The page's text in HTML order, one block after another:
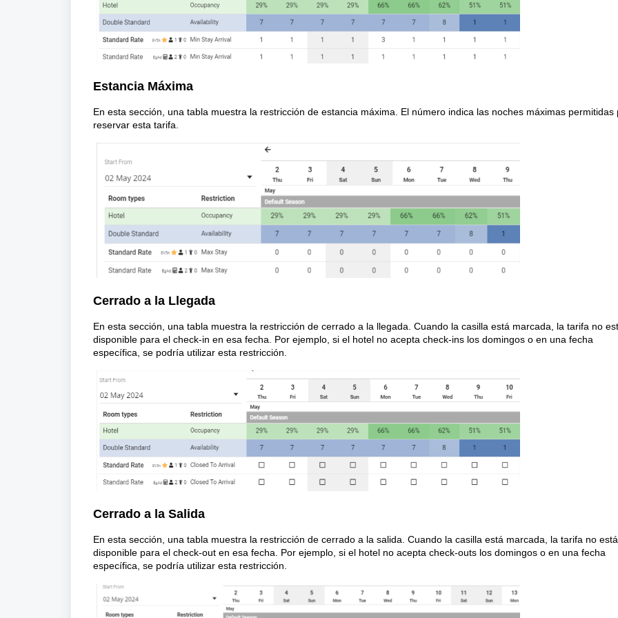
Estancia Máxima
En esta sección, una tabla muestra la restricción de estancia máxima. El número indica las noches máximas permitidas
reservar esta tarifa.
Cerrado a la Llegada
En esta sección, una tabla muestra la restricción de cerrado a la llegada. Cuando la casilla está marcada, la tarifa no
disponible para el check-in en esa fecha. Por ejemplo, si el hotel no acepta check-ins los domingos o en una fecha
específica, se podría utilizar esta restricción.
Cerrado a la Salida
En esta sección, una tabla muestra la restricción de cerrado a la salida. Cuando la casilla está marcada, la tarifa no está
disponible para el check-out en esa fecha. Por ejemplo, si el hotel no acepta check-outs los domingos o en una fecha
específica, se podría utilizar esta restricción.